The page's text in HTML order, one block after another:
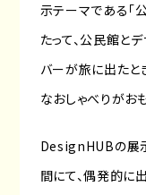
示テーマである「
たって、公民館と
バーが旅に出たと
なおしゃべりがお
DesignHUBの展
間にて、偶発的に